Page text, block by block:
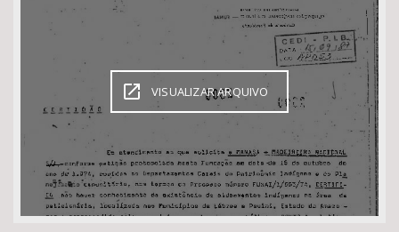
Subtema
Área de Levantamento
Área Protegida
BUSCAR
VISUALIZAR ARQUIVO